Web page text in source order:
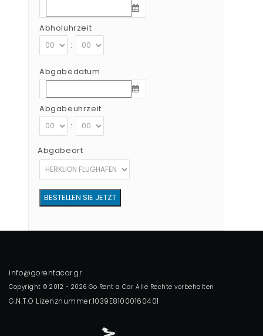
Abholuhrzeit
:
Abgabedatum
Abgabeuhrzeit
:
Abgabeort
Copyright © 2012 - 2026 Go Rent a Car Alle Rechte vorbehalten
G.N.T.O Lizenznummer:1039E81000160401